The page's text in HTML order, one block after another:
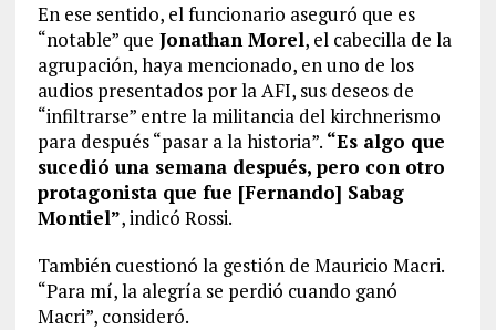
En ese sentido, el funcionario aseguró que es
“notable” que Jonathan Morel, el cabecilla de la
agrupación, haya mencionado, en uno de los
audios presentados por la AFI, sus deseos de
“infiltrarse” entre la militancia del kirchnerismo
para después “pasar a la historia”. “Es algo que
sucedió una semana después, pero con otro
protagonista que fue [Fernando] Sabag
Montiel”, indicó Rossi.
También cuestionó la gestión de Mauricio Macri.
“Para mí, la alegría se perdió cuando ganó
Macri”, consideró.